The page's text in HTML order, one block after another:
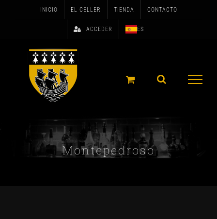
INICIO EL CELLER TIENDA CONTACTO
ACCEDER ES
Montepedroso